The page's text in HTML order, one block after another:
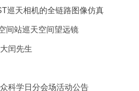
巡天相机的全链路图像仿真
间站巡天空间望远镜
闰先生
科学日分会场活动公告